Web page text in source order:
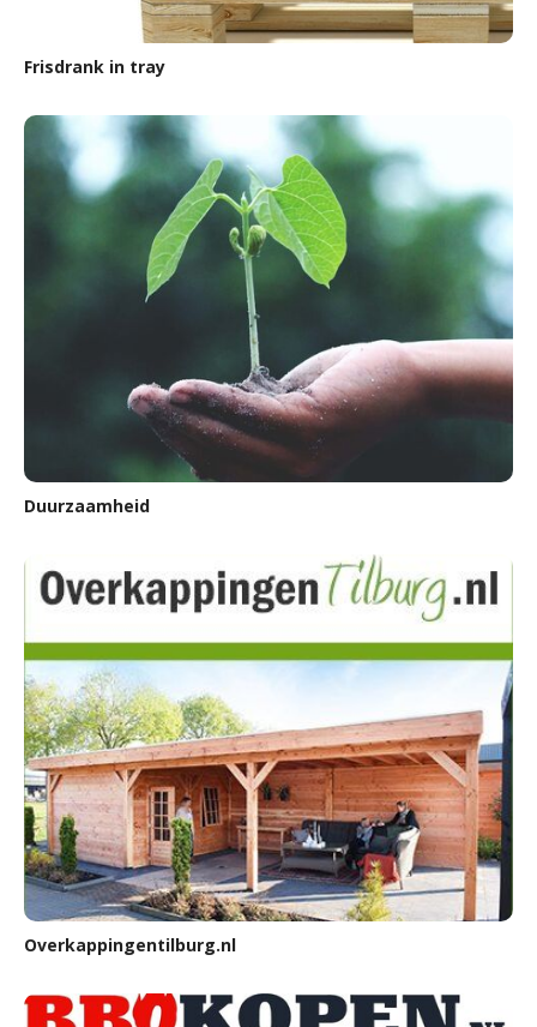
Frisdrank in tray
Duurzaamheid
Overkappingentilburg.nl